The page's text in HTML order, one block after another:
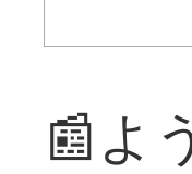
📰よ